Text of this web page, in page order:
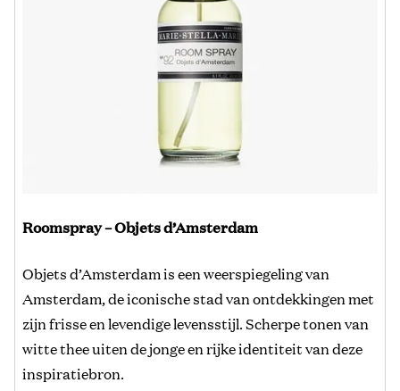
Roomspray – Objets d’Amsterdam
Objets d’Amsterdam is een weerspiegeling van
Amsterdam, de iconische stad van ontdekkingen met
zijn frisse en levendige levensstijl. Scherpe tonen van
witte thee uiten de jonge en rijke identiteit van deze
inspiratiebron.